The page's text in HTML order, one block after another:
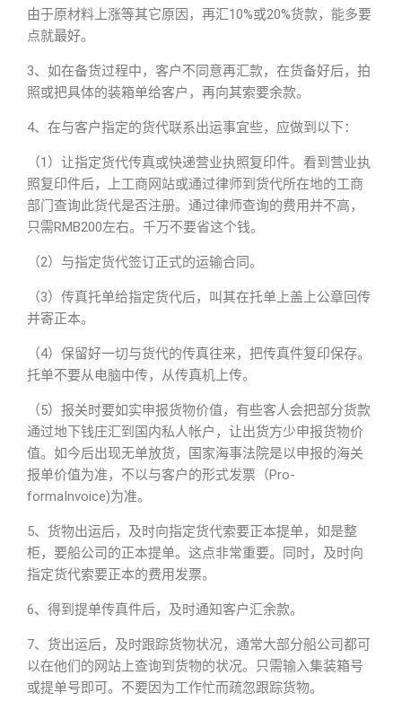
由于原材料上涨等其它原因，再汇10%或20%货款，能多要
点就最好。
3、如在备货过程中，客户不同意再汇款，在货备好后，拍
照或把具体的装箱单给客户，再向其索要余款。
4、在与客户指定的货代联系出运事宜些，应做到以下：
（1）让指定货代传真或快递营业执照复印件。看到营业执
照复印件后，上工商网站或通过律师到货代所在地的工商
部门查询此货代是否注册。通过律师查询的费用并不高，
只需RMB200左右。千万不要省这个钱。
（2）与指定货代签订正式的运输合同。
（3）传真托单给指定货代后，叫其在托单上盖上公章回传
并寄正本。
（4）保留好一切与货代的传真往来，把传真件复印保存。
托单不要从电脑中传，从传真机上传。
（5）报关时要如实申报货物价值，有些客人会把部分货款
通过地下钱庄汇到国内私人帐户，让出货方少申报货物价
值。如今后出现无单放货，国家海事法院是以申报的海关
报单价值为准，不以与客户的形式发票（Pro-
formaInvoice)为准。
5、货物出运后，及时向指定货代索要正本提单，如是整
柜，要船公司的正本提单。这点非常重要。同时，及时向
指定货代索要正本的费用发票。
6、得到提单传真件后，及时通知客户汇余款。
7、货出运后，及时跟踪货物状况，通常大部分船公司都可
以在他们的网站上查询到货物的状况。只需输入集装箱号
或提单号即可。不要因为工作忙而疏忽跟踪货物。